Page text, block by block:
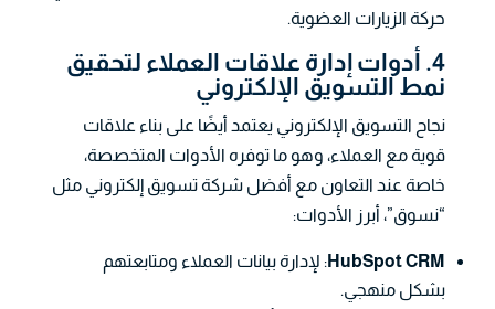
حركة الزيارات العضوية.
4. أدوات إدارة علاقات العملاء لتحقيق
نمط التسويق الإلكتروني
نجاح التسويق الإلكتروني يعتمد أيضًا على بناء علاقات
قوية مع العملاء، وهو ما توفره الأدوات المتخصصة،
خاصة عند التعاون مع أفضل شركة تسويق إلكتروني مثل
“نسوق”، أبرز الأدوات:
HubSpot CRM: لإدارة بيانات العملاء ومتابعتهم
بشكل منهجي.